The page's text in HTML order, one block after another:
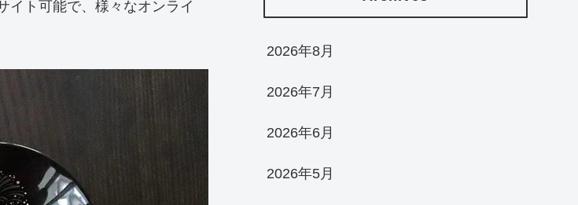
イト可能で、様々なオンライ
2026年8月
2026年7月
2026年6月
2026年5月